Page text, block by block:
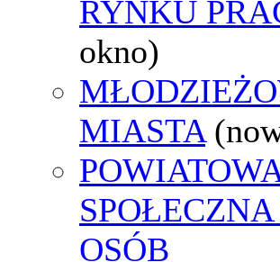
RYNKU
okno)
MIASTA
OSÓB